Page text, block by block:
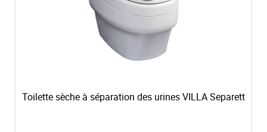
Toilette sèche à séparation des urines VILLA Separett